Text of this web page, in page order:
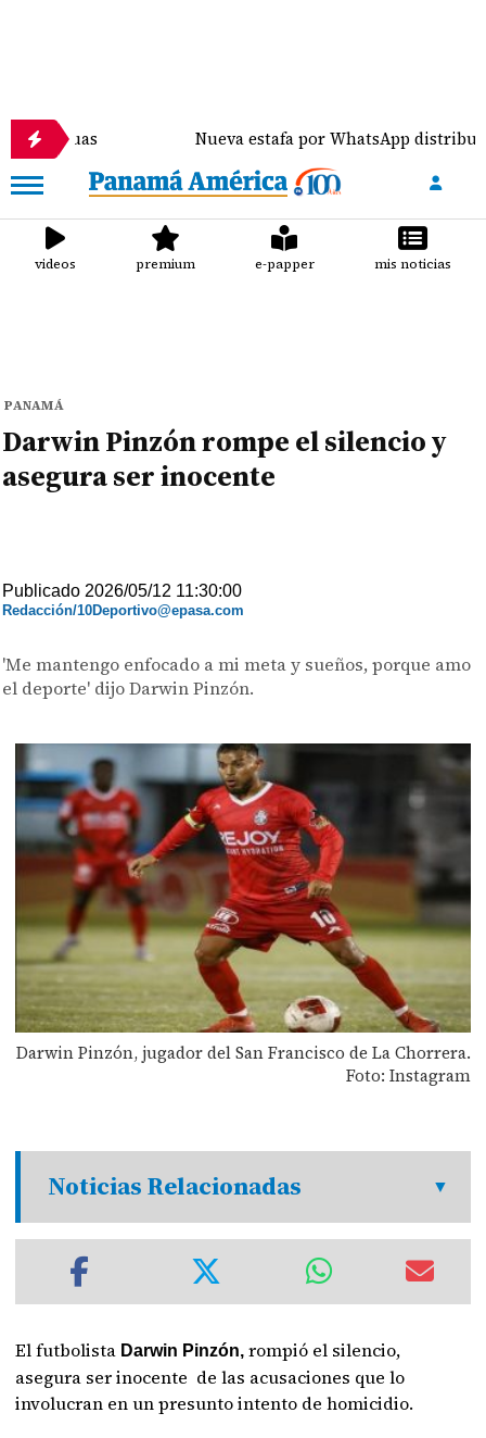
Nueva estafa por WhatsApp distribuye
videos premium e-papper mis noticias
PANAMÁ
Darwin Pinzón rompe el silencio y
asegura ser inocente
Publicado 2026/05/12 11:30:00
Redacción/10Deportivo@epasa.com
'Me mantengo enfocado a mi meta y sueños, porque amo
el deporte' dijo Darwin Pinzón.
Darwin Pinzón, jugador del San Francisco de La Chorrera.
Foto: Instagram
Noticias Relacionadas
El futbolista Darwin Pinzón, rompió el silencio,
asegura ser inocente de las acusaciones que lo
involucran en un presunto intento de homicidio.